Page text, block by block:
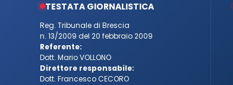
TESTATA GIORNALISTICA
Reg. Tribunale di Brescia
n. 13/2009 del 20 febbraio 2009
Referente:
Dott. Mario VOLLONO
Direttore responsabile:
Dott. Francesco CECORO